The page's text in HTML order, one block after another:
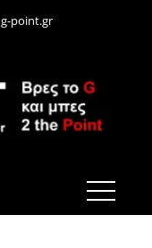
g-point.gr